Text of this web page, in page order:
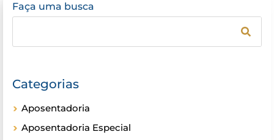
Faça uma busca
Categorias
Aposentadoria
Aposentadoria Especial